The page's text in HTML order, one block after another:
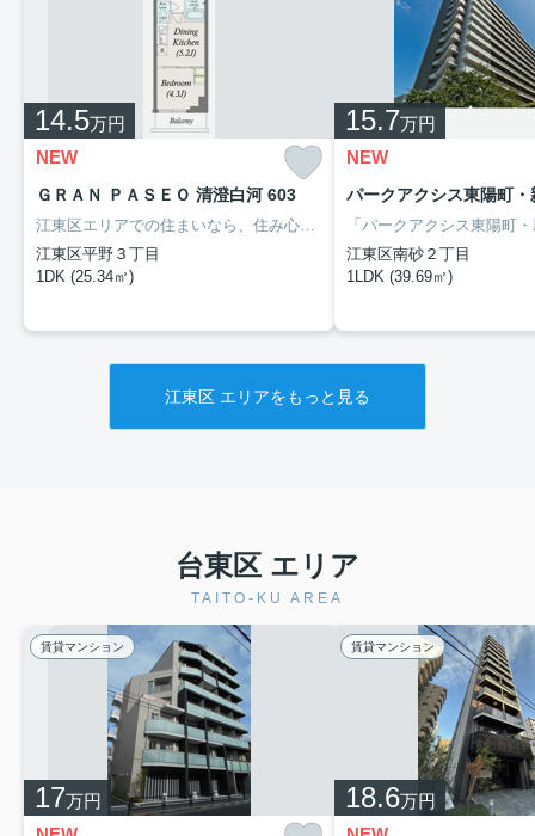
14.5万円
NEW
ＧＲＡＮ ＰＡＳＥＯ 清澄白河 603
江東区エリアでの住まいなら、住み心地も快適な「ＧＲＡＮ ＰＡＳＥＯ 清澄白河」はいかがでしょうか。洗面化粧台を採用しているので、歯ブラシやドライヤーなどをまとめて収納できます。自転車を停めることが可能な物件です。賃貸住宅をお探しの方は、お気軽に当社へご連絡下さい。当社は、お客様のご希望に適した住まいのご紹介をいたします。また、しっかりとサポート致しますのでご安心してお任せ下さい。
江東区平野３丁目
1DK (25.34㎡)
15.7万円
NEW
パークアクシス東陽町
江東区南砂２丁目
1LDK (39.69㎡)
江東区 エリアをもっと見る
台東区 エリア
TAITO-KU AREA
賃貸マンション
17万円
賃貸マンション
18.6万円